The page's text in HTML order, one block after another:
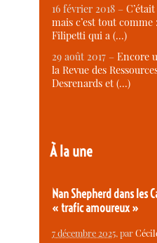
16 février 2018 –
mais c’est tout comme
Filipetti qui a (…)
29 août 2017 –Encore
la Revue des
Desrenards et (…)
À la une
Nan Shepherd dans les
« trafic amoureux »
7 décembre 2025, par